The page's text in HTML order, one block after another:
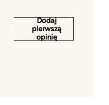
Dodaj
pierwszą
opinię